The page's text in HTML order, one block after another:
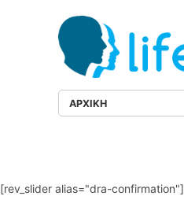
ΑΡΧΙΚΗ
[rev_slider alias="dra-confirmation"]